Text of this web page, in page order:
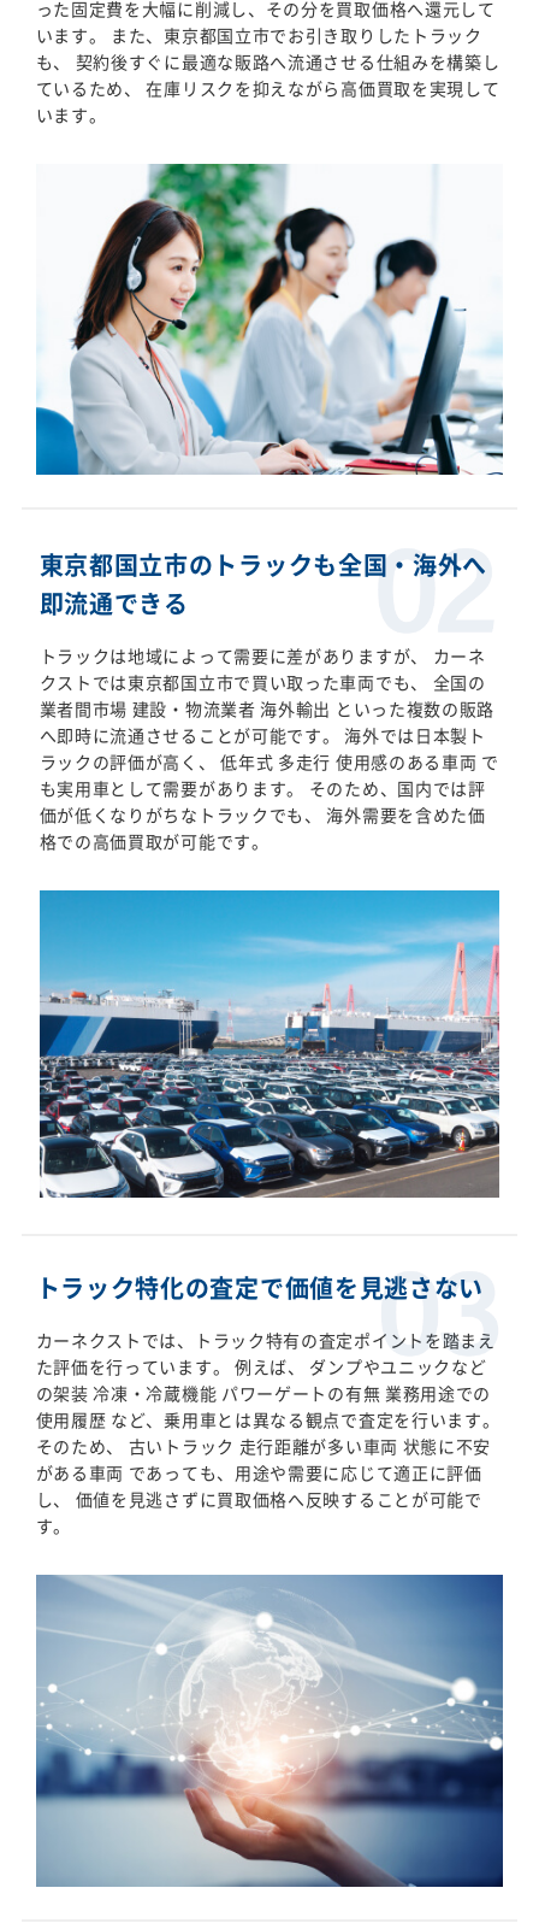
った固定費を大幅に削減し、その分を買取価格へ還元して
います。 また、東京都国立市でお引き取りしたトラック
も、 契約後すぐに最適な販路へ流通させる仕組みを構築し
ているため、 在庫リスクを抑えながら高価買取を実現して
います。
東京都国立市のトラックも全国・海外へ
即流通できる
トラックは地域によって需要に差がありますが、 カーネ
クストでは東京都国立市で買い取った車両でも、 全国の
業者間市場 建設・物流業者 海外輸出 といった複数の販路
へ即時に流通させることが可能です。 海外では日本製ト
ラックの評価が高く、 低年式 多走行 使用感のある車両 で
も実用車として需要があります。 そのため、国内では評
価が低くなりがちなトラックでも、 海外需要を含めた価
格での高価買取が可能です。
トラック特化の査定で価値を見逃さない
カーネクストでは、トラック特有の査定ポイントを踏まえ
た評価を行っています。 例えば、 ダンプやユニックなど
の架装 冷凍・冷蔵機能 パワーゲートの有無 業務用途での
使用履歴 など、乗用車とは異なる観点で査定を行います。
そのため、 古いトラック 走行距離が多い車両 状態に不安
がある車両 であっても、用途や需要に応じて適正に評価
し、 価値を見逃さずに買取価格へ反映することが可能で
す。